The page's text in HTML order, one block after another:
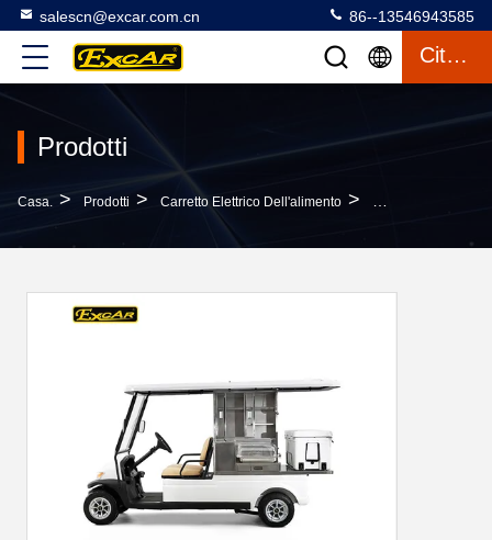
salescn@excar.com.cn 86--13546943585
Citazione
Prodotti
Casa. > Prodotti > Carretto Elettrico Dell'alimento > Carro Da Golf